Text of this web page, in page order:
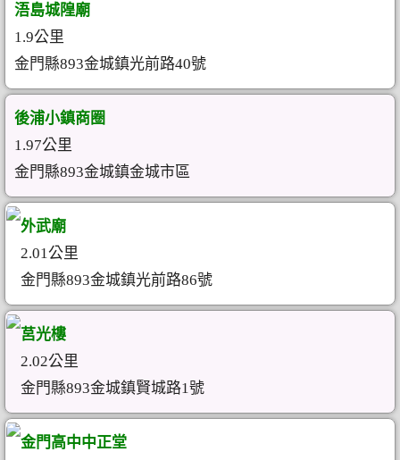
浯島城隍廟
1.9公里
金門縣893金城鎮光前路40號
後浦小鎮商圈
1.97公里
金門縣893金城鎮金城市區
外武廟
2.01公里
金門縣893金城鎮光前路86號
莒光樓
2.02公里
金門縣893金城鎮賢城路1號
金門高中中正堂